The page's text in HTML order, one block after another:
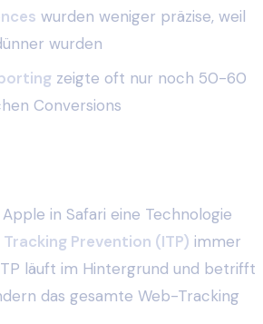
wurden weniger präzise, weil
wurden
zeigte oft nur noch 50-60
Conversions
in Safari eine Technologie
Prevention (ITP) immer
läuft im Hintergrund und betrifft
das gesamte Web-Tracking